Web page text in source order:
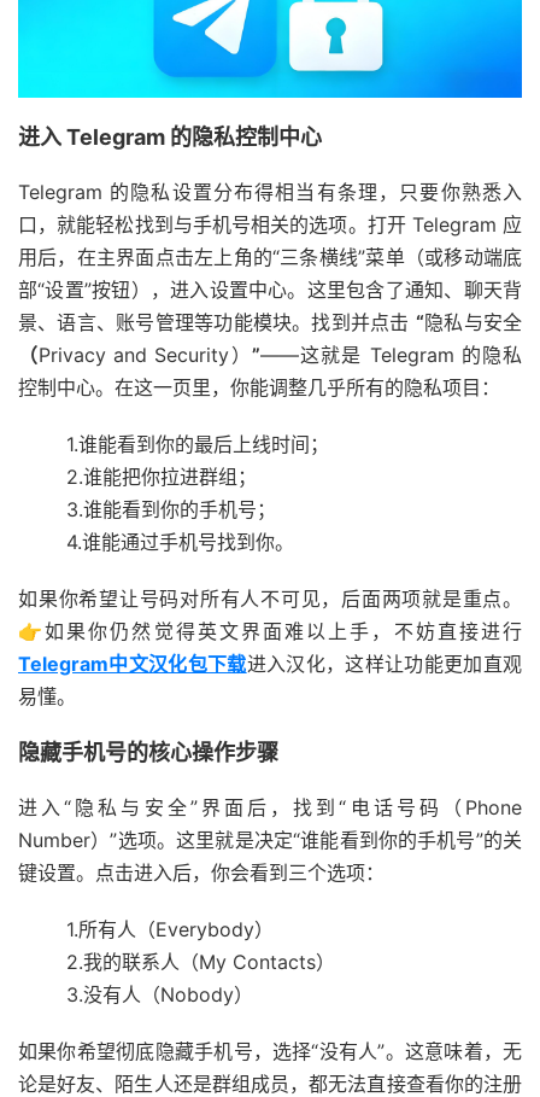
进入Telegram 的隐私控制中心
Telegram 的隐私设置分布得相当有条理，只要你熟悉入
口，就能轻松找到与手机号相关的选项。打开 Telegram 应
用后，在主界面点击左上角的“三条横线”菜单（或移动端底
部“设置”按钮），进入设置中心。这里包含了通知、聊天背
景、语言、账号管理等功能模块。找到并点击 “隐私与安全
（Privacy and Security） ”——这就是 Telegram 的隐私
控制中心。在这一页里，你能调整几乎所有的隐私项目：
1.谁能看到你的最后上线时间；
2.谁能把你拉进群组；
3.谁能看到你的手机号；
4.谁能通过手机号找到你。
如果你希望让号码对所有人不可见，后面两项就是重点。
👉如果你仍然觉得英文界面难以上手，不妨直接进行
Telegram中文汉化包下载进入汉化，这样让功能更加直观
易懂。
隐藏手机号的核心操作步骤
进入“隐私与安全”界面后，找到“电话号码（Phone
Number）”选项。这里就是决定“谁能看到你的手机号”的关
键设置。点击进入后，你会看到三个选项：
1.所有人（Everybody）
2.我的联系人（My Contacts）
3.没有人（Nobody）
如果你希望彻底隐藏手机号，选择“没有人”。这意味着，无
论是好友、陌生人还是群组成员，都无法直接查看你的注册